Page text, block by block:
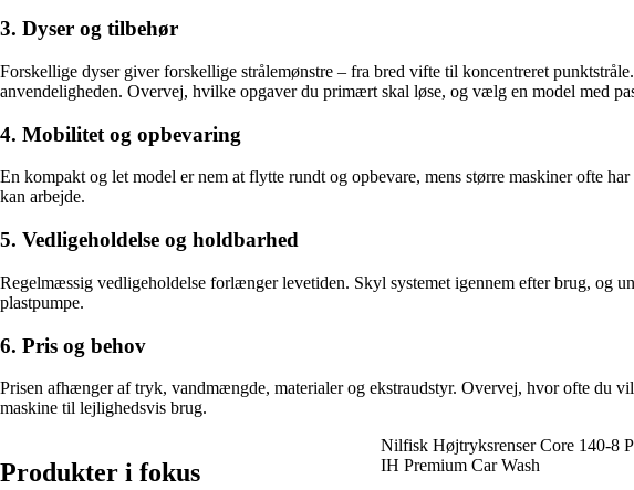
3. Dyser og tilbehør
Forskellige dyser giver forskellige strålemønstre – fra bred vifte til koncentreret
anvendeligheden. Overvej, hvilke opgaver du primært skal løse, og vælg en model med
4. Mobilitet og opbevaring
En kompakt og let model er nem at flytte rundt og opbevare, mens større maskiner ofte
kan arbejde.
5. Vedligeholdelse og holdbarhed
Regelmæssig vedligeholdelse forlænger levetiden. Skyl systemet igennem efter brug, og
plastpumpe.
6. Pris og behov
Prisen afhænger af tryk, vandmængde, materialer og ekstraudstyr. Overvej, hvor ofte du
maskine til lejlighedsvis brug.
Produkter i fokus
Nilfisk Højtryksrenser Core 140-8
IH Premium Car Wash